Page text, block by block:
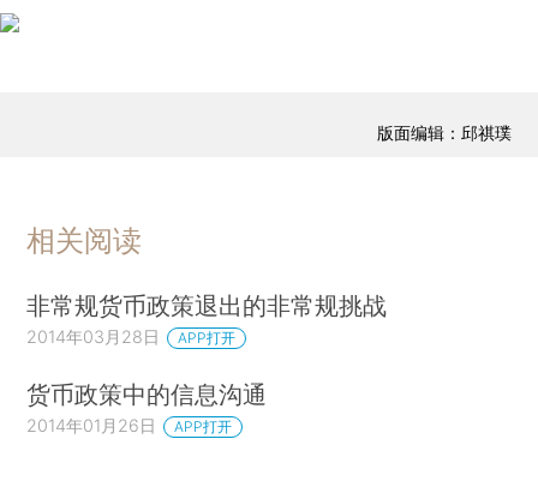
版面编辑：邱祺璞
相关阅读
非常规货币政策退出的非常规挑战
2014年03月28日 APP打开
货币政策中的信息沟通
2014年01月26日 APP打开